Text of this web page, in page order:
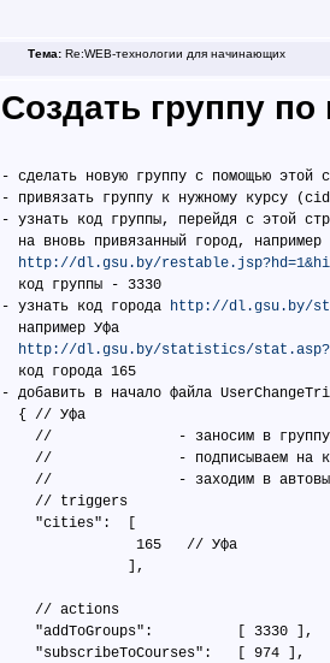
Тема: Re:WEB-технологии для начинающих
Создать группу по
- сделать новую группу с помощью этой
- привязать группу к нужному курсу
- узнать код группы, перейдя с этой
на вновь привязанный город,
http://dl.gsu.by/
  код группы - 3330
- узнать код города http://dl.gsu.by/
  например Уфа
http://dl.gsu.by/statistics/
  код города 165
- добавить в начало файла
  { // Уфа
//               - заносим в
//               - подписываем на
//               - заходим в
    // triggers
    "cities":  [
                165   // Уфа
               ],
    // actions
"addToGroups":          [ 3330 ],
"subscribeToCourses":   [ 974 ],